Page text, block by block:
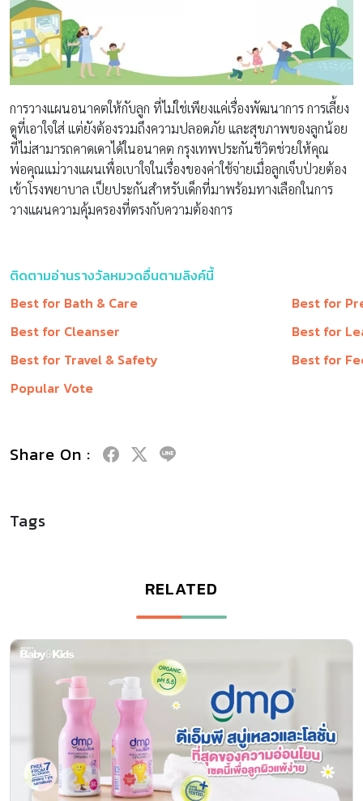
การวางแผนอนาคตให้กับลูก ที่ไม่ใช่เพียงแค่เรื่องพัฒนาการ การเลี้ยง
ดูที่เอาใจใส่ แต่ยังต้องรวมถึงความปลอดภัย และสุขภาพของลูกน้อย
ที่ไม่สามารถคาดเดาได้ในอนาคต กรุงเทพประกันชีวิตช่วยให้คุณ
พ่อคุณแม่วางแผนเพื่อเบาใจในเรื่องของค่าใช้จ่ายเมื่อลูกเจ็บป่วยต้อง
เข้าโรงพยาบาล เป็ยประกันสำหรับเด็กที่มาพร้อมทางเลือกในการ
วางแผนความคุ้มครองที่ตรงกับความต้องการ
ติดตามอ่านรางวัลหมวดอื่นตามลิงค์นี้
Best for Bath & Care
Best for
Best for Cleanser
Best for
Best for Travel & Safety
Best for
Popular Vote
Share On :
Tags
RELATED